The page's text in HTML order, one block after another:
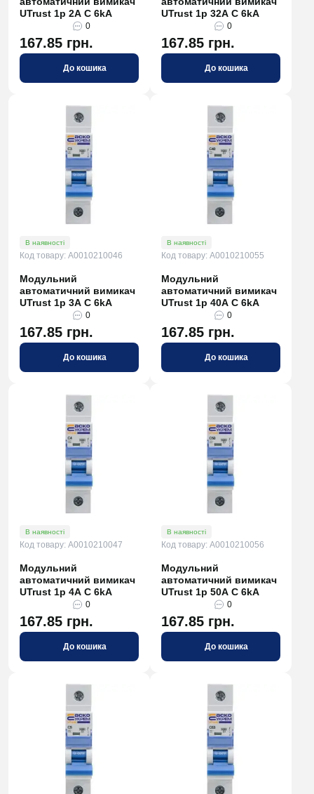
UTrust 1р 2А С 6kА
0
167.85 грн.
До кошика
UTrust 1р 32А С 6kА
0
167.85 грн.
До кошика
В наявності
Код товару: A0010210046
Модульний
автоматичний вимикач
UTrust 1р 3А С 6kА
0
167.85 грн.
До кошика
В наявності
Код товару: A0010210055
Модульний
автоматичний вимикач
UTrust 1р 40А С 6kА
0
167.85 грн.
До кошика
В наявності
Код товару: A0010210047
Модульний
автоматичний вимикач
UTrust 1р 4А С 6kА
0
167.85 грн.
До кошика
В наявності
Код товару: A0010210056
Модульний
автоматичний вимикач
UTrust 1р 50А С 6kА
0
167.85 грн.
До кошика